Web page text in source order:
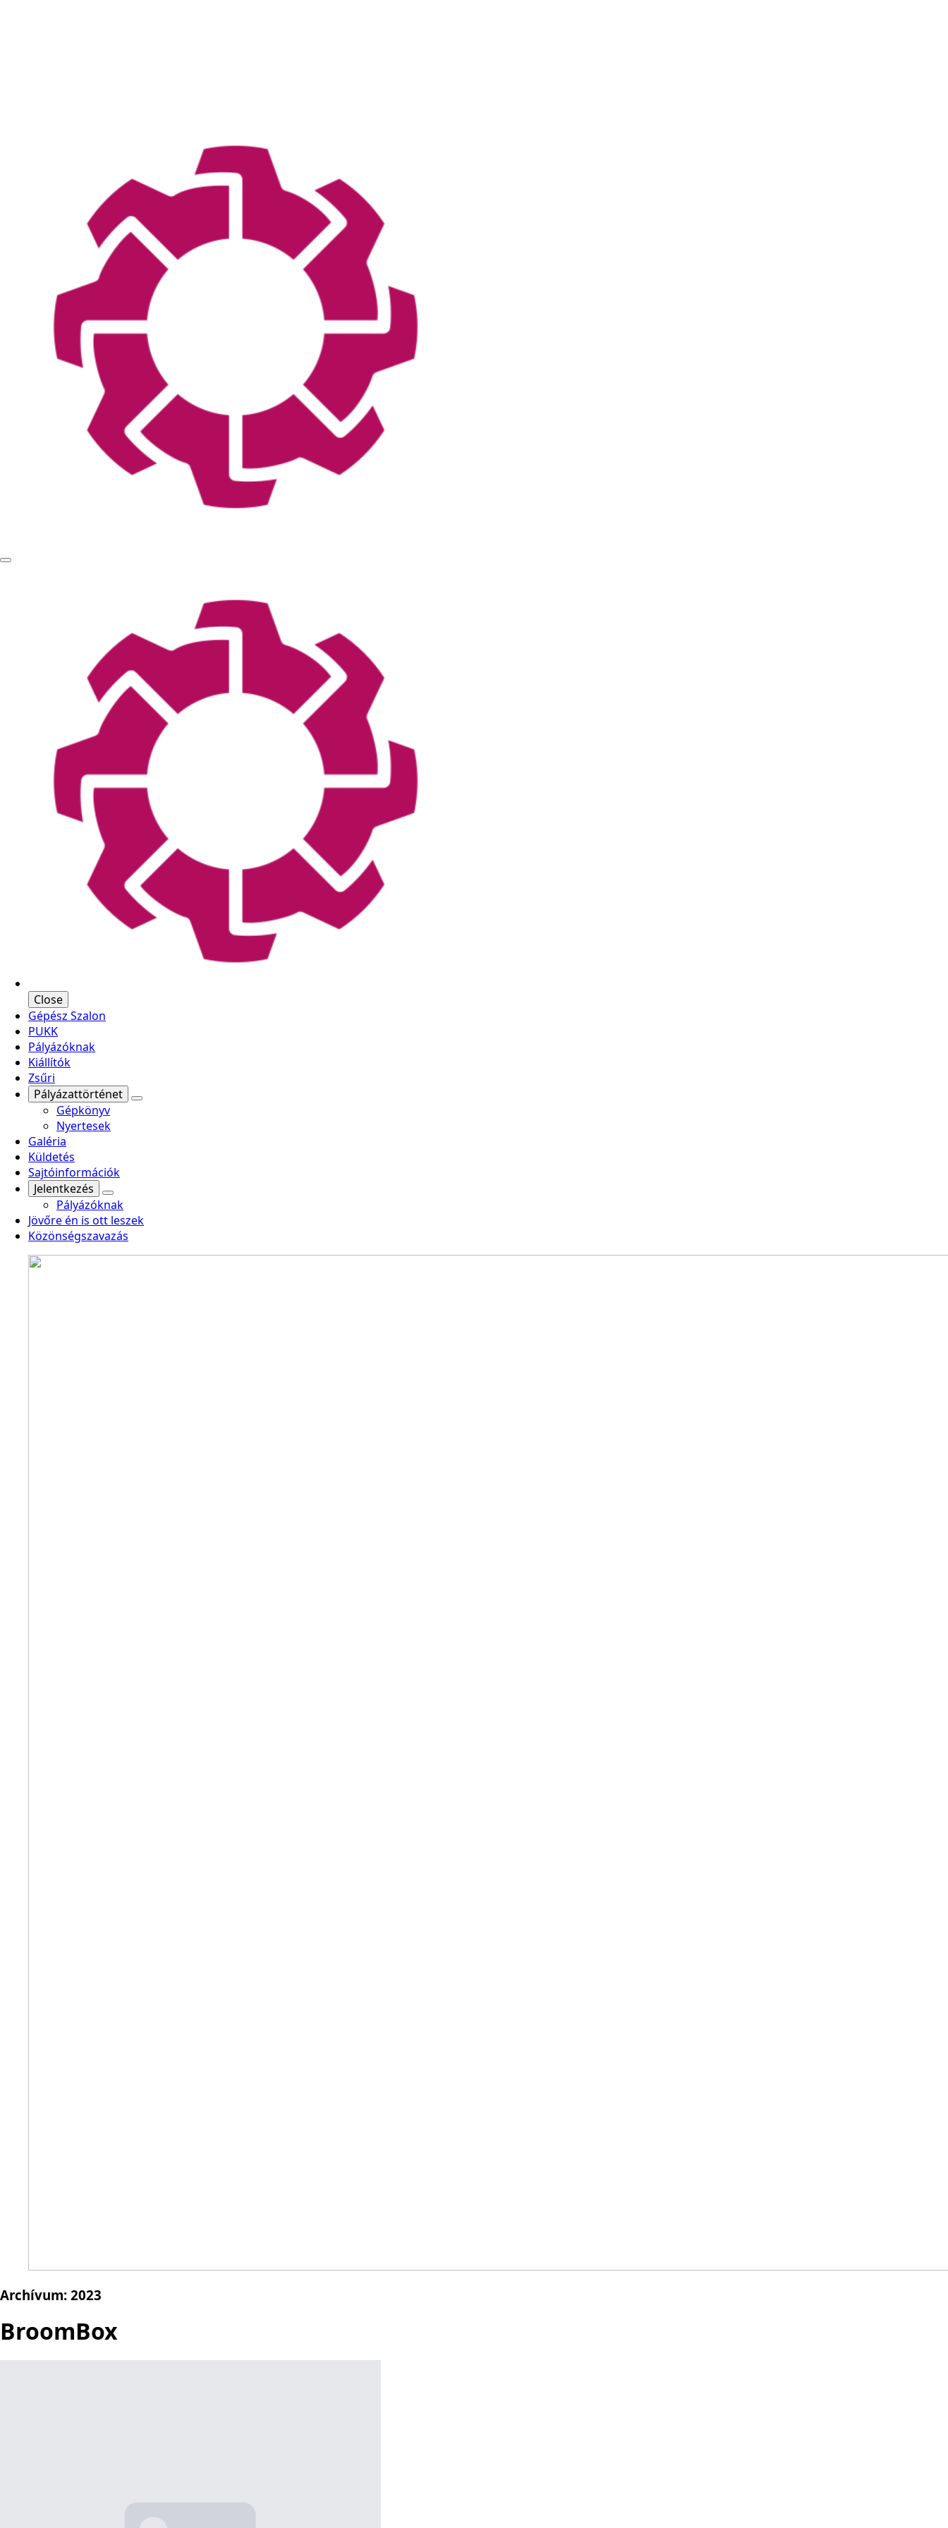
Close
Gépész Szalon
PUKK
Pályázóknak
Kiállítók
Zsűri
Pályázattörténet
Gépkönyv
Nyertesek
Galéria
Küldetés
Sajtóinformációk
Jelentkezés
Pályázóknak
Jövőre én is ott leszek
Közönségszavazás
Archívum: 2023
BroomBox